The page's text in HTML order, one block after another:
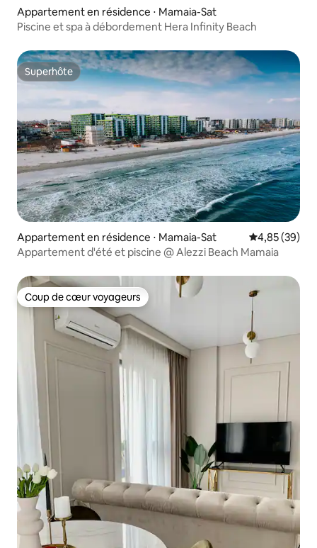
Appartement en résidence ⋅ Mamaia-Sat
Piscine et spa à débordement Hera Infinity Beach
Superhôte
Superhôte
Appartement en résidence ⋅ Mamaia-Sat Évaluation
4,85 (39)
Appartement d'été et piscine @ Alezzi Beach Mamaia
Coup de cœur voyageurs
Coup de cœur voyageurs